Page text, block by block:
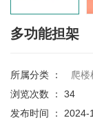
多功能担架
所属分类 ：
爬楼
浏览次数 ： 34
发布时间 ： 2024-